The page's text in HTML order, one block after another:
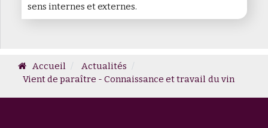
sens internes et externes.
Accueil
Actualités
Vient de paraître - Connaissance et travail du vin